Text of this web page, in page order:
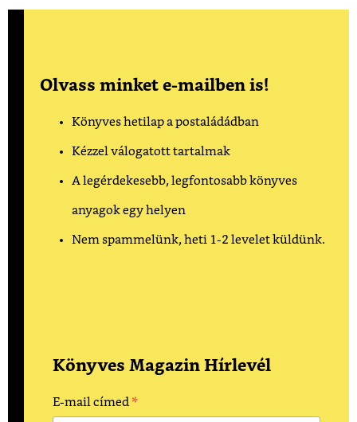
Olvass minket e-mailben is!
Könyves hetilap a postaládádban
Kézzel válogatott tartalmak
A legérdekesebb, legfontosabb könyves
anyagok egy helyen
Nem spammelünk, heti 1-2 levelet küldünk.
Könyves Magazin Hírlevél
E-mail címed*